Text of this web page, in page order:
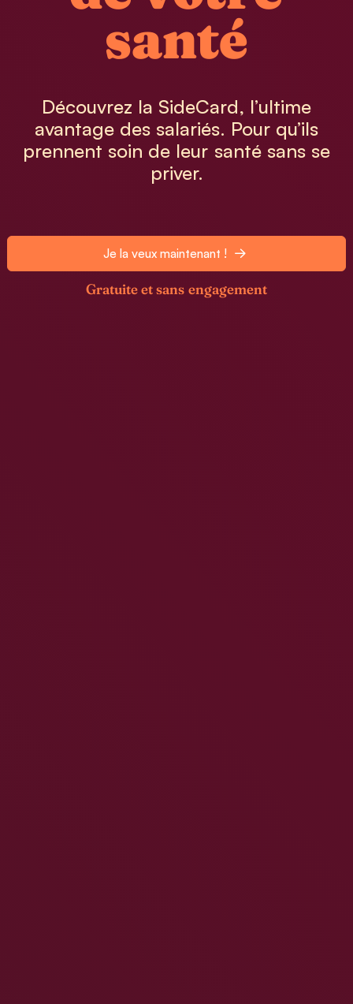
santé
Découvrez la SideCard, l’ultime
avantage des salariés. Pour qu’ils
prennent soin de leur santé sans se
priver.
Je la veux maintenant !
Gratuite et sans engagement